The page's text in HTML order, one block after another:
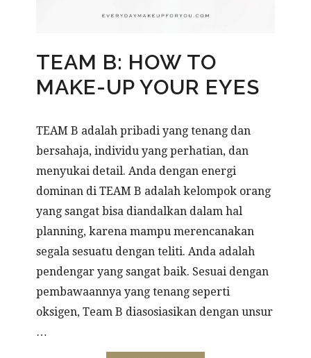
TEAM B: HOW TO
MAKE-UP YOUR EYES
TEAM B adalah pribadi yang tenang dan
bersahaja, individu yang perhatian, dan
menyukai detail. Anda dengan energi
dominan di TEAM B adalah kelompok orang
yang sangat bisa diandalkan dalam hal
planning, karena mampu merencanakan
segala sesuatu dengan teliti. Anda adalah
pendengar yang sangat baik. Sesuai dengan
pembawaannya yang tenang seperti
oksigen, Team B diasosiasikan dengan unsur
…